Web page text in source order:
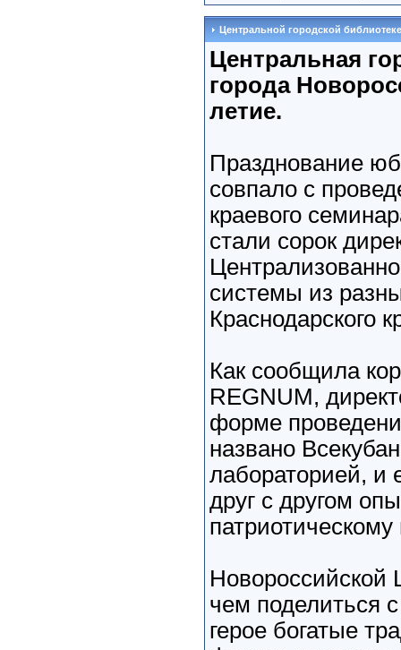
Центральной городской библиотеке
Центральная
города
летие.
Празднование
совпало с
краевого
стали сорок
системы из
Краснодарского
Как сообщила
REGNUM,
форме
названо
лабораторией, и
друг с другом
Новороссийской
чем поделиться
герое богатые